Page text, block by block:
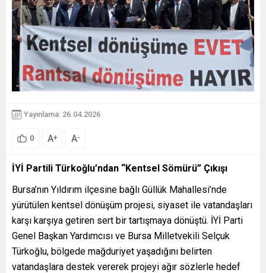
Yayınlama: 26.04.2026
0 A+ A-
İYİ Partili Türkoğlu’ndan “Kentsel Sömürü” Çıkışı
Bursa’nın Yıldırım ilçesine bağlı Güllük Mahallesi’nde
yürütülen kentsel dönüşüm projesi, siyaset ile vatandaşları
karşı karşıya getiren sert bir tartışmaya dönüştü. İYİ Parti
Genel Başkan Yardımcısı ve Bursa Milletvekili Selçuk
Türkoğlu, bölgede mağduriyet yaşadığını belirten
vatandaşlara destek vererek projeyi ağır sözlerle hedef